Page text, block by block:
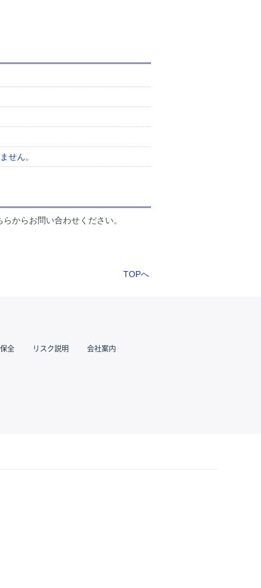
せん。
からお問い合わせください。
TOPへ
全 リスク説明 会社案内